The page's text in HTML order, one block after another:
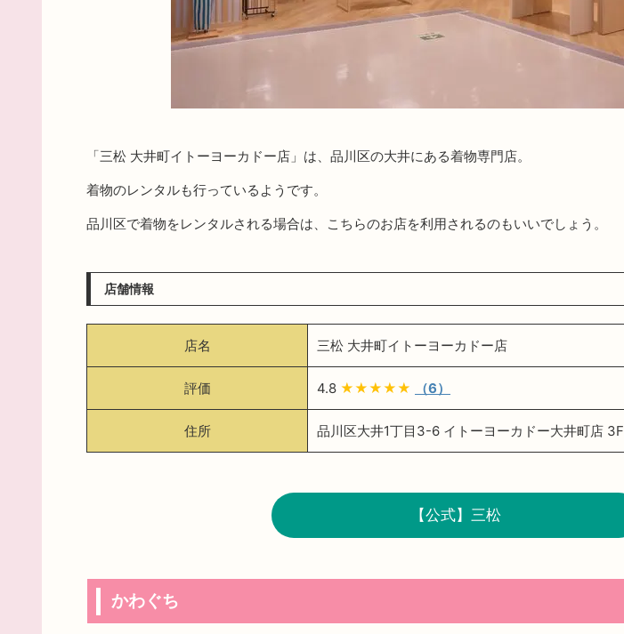
「三松 大井町イトーヨーカドー店」は、品川区の大井にある着物専門店。
着物のレンタルも行っているようです。
品川区で着物をレンタルされる場合は、こちらのお店を利用されるのもいいでしょう。
店舗情報
店名 三松 大井町イトーヨーカドー店
評価 4.8 ★★★★★ （6）
住所 品川区大井1丁目3-6 イトーヨーカドー大井町店 3F
【公式】三松
かわぐち